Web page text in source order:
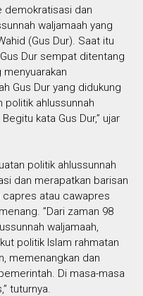
demokratisasi dan
waljamaah yang
(Gus Dur). Saat itu
Dur sempat ditentang
menyuarakan
Gus Dur yang didukung
politik ahlussunnah
kata Gus Dur,” ujar
politik ahlussunnah
dan merapatkan barisan
capres atau cawapres
”Dari zaman 98
waljamaah,
politik Islam rahmatan
memenangkan dan
Di masa-masa
tuturnya.